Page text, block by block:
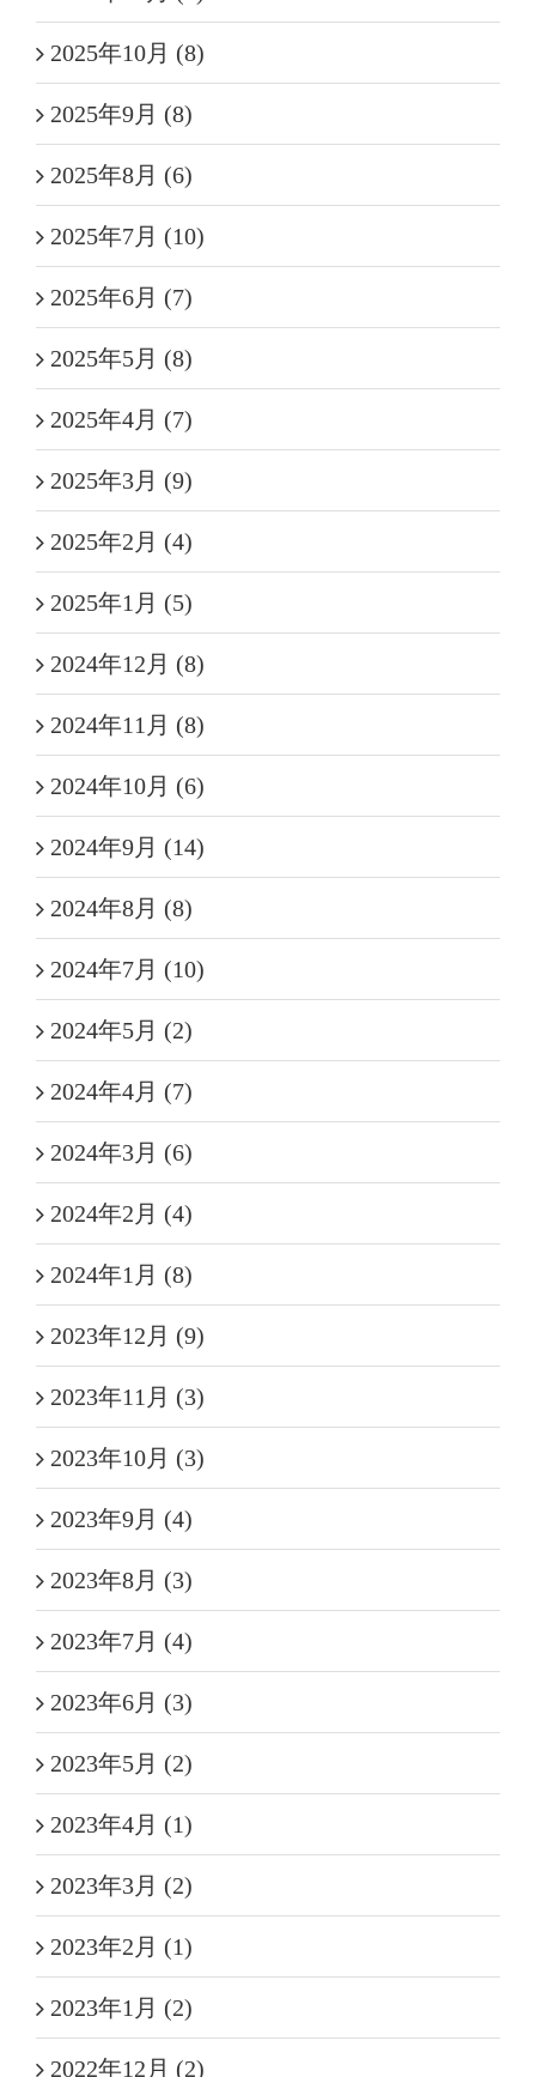
2025年10月 (8)
2025年9月 (8)
2025年8月 (6)
2025年7月 (10)
2025年6月 (7)
2025年5月 (8)
2025年4月 (7)
2025年3月 (9)
2025年2月 (4)
2025年1月 (5)
2024年12月 (8)
2024年11月 (8)
2024年10月 (6)
2024年9月 (14)
2024年8月 (8)
2024年7月 (10)
2024年5月 (2)
2024年4月 (7)
2024年3月 (6)
2024年2月 (4)
2024年1月 (8)
2023年12月 (9)
2023年11月 (3)
2023年10月 (3)
2023年9月 (4)
2023年8月 (3)
2023年7月 (4)
2023年6月 (3)
2023年5月 (2)
2023年4月 (1)
2023年3月 (2)
2023年2月 (1)
2023年1月 (2)
2022年12月 (2)